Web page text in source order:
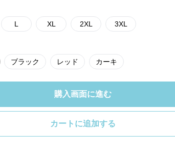
L XL 2XL 3XL
ブラック レッド カーキ
購入画面に進む
カートに追加する